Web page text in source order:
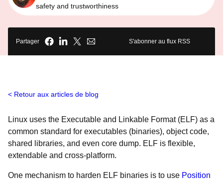
safety and trustworthiness
Partager S'abonner au flux RSS
Retour aux articles de blog
Linux uses the Executable and Linkable Format (ELF) as a
common standard for executables (binaries), object code,
shared libraries, and even core dump. ELF is flexible,
extendable and cross-platform.
One mechanism to harden ELF binaries is to use Position